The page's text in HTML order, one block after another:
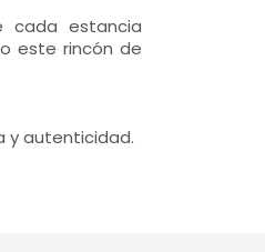
cada estancia
este rincón de
y autenticidad.